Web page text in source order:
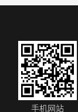
手机网站